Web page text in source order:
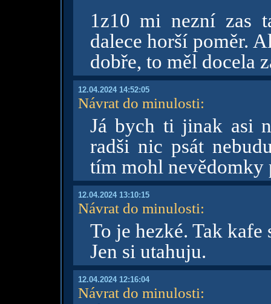
1z10 mi nezní zas
dalece horší poměr.
dobře, to měl docela
12.04.2024 14:52:05
Návrat do minulosti:
Já bych ti jinak asi
radši nic psát
tím mohl nevědomky
12.04.2024 13:10:15
Návrat do minulosti:
To je hezké. Tak
Jen si utahuju.
12.04.2024 12:16:04
Návrat do minulosti: